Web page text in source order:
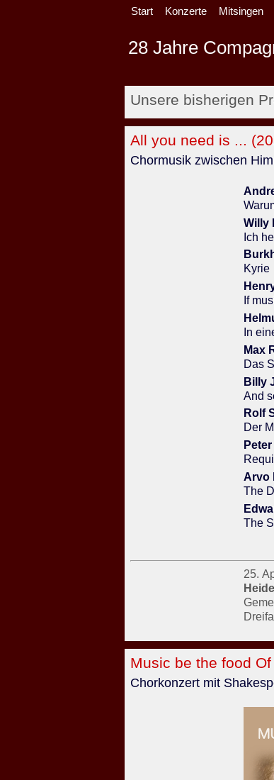
Start Konzerte Mitsingen
28 Jahre
Unsere bisherigen
All you need is ...
Chormusik zwischen
Willy
Ich
Kyrie
If
In
Max
Das
Billy
And
Rolf
Der
Arvo
The
The
25.
Music be the food
Chorkonzert mit